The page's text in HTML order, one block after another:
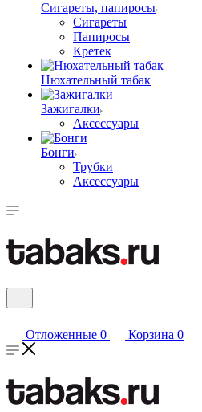
Сигареты, папиросы
Сигареты
Папиросы
Кретек
Нюхательный табак
Зажигалки
Аксессуары
Бонги
Трубки
Аксессуары
Отложенные 0 Корзина 0